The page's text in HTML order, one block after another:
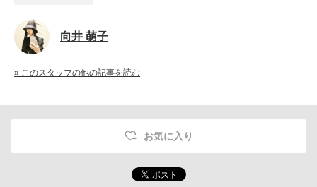
向井 萌子
» このスタッフの他の記事を読む
お気に入り